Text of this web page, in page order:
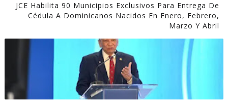
JCE Habilita 90 Municipios Exclusivos Para Entrega De
Cédula A Dominicanos Nacidos En Enero, Febrero,
Marzo Y Abril